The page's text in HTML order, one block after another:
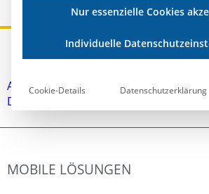
MOBILE
Alle Funktionsmerkmale 2024.1 im
Download
MOBILE LÖSUNGEN
Nur essenzielle Cookies
Individuelle
Cookie-Details Datenschutzerklärung